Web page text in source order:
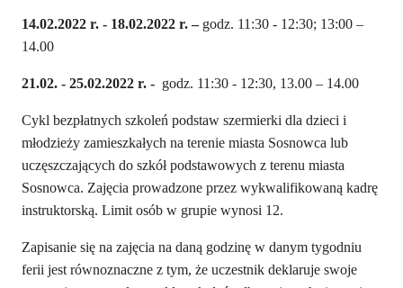
14.02.2022 r. - 18.02.2022 r. –godz. 11:30 - 12:30; 13:00 –
14.00
21.02. - 25.02.2022 r. - godz. 11:30 - 12:30, 13.00 – 14.00
Cykl bezpłatnych szkoleń podstaw szermierki dla dzieci i
młodzieży zamieszkałych na terenie miasta Sosnowca lub
uczęszczających do szkół podstawowych z terenu miasta
Sosnowca. Zajęcia prowadzone przez wykwalifikowaną kadrę
instruktorską. Limit osób w grupie wynosi 12.
Zapisanie się na zajęcia na daną godzinę w danym tygodniu
ferii jest równoznaczne z tym, że uczestnik deklaruje swoje